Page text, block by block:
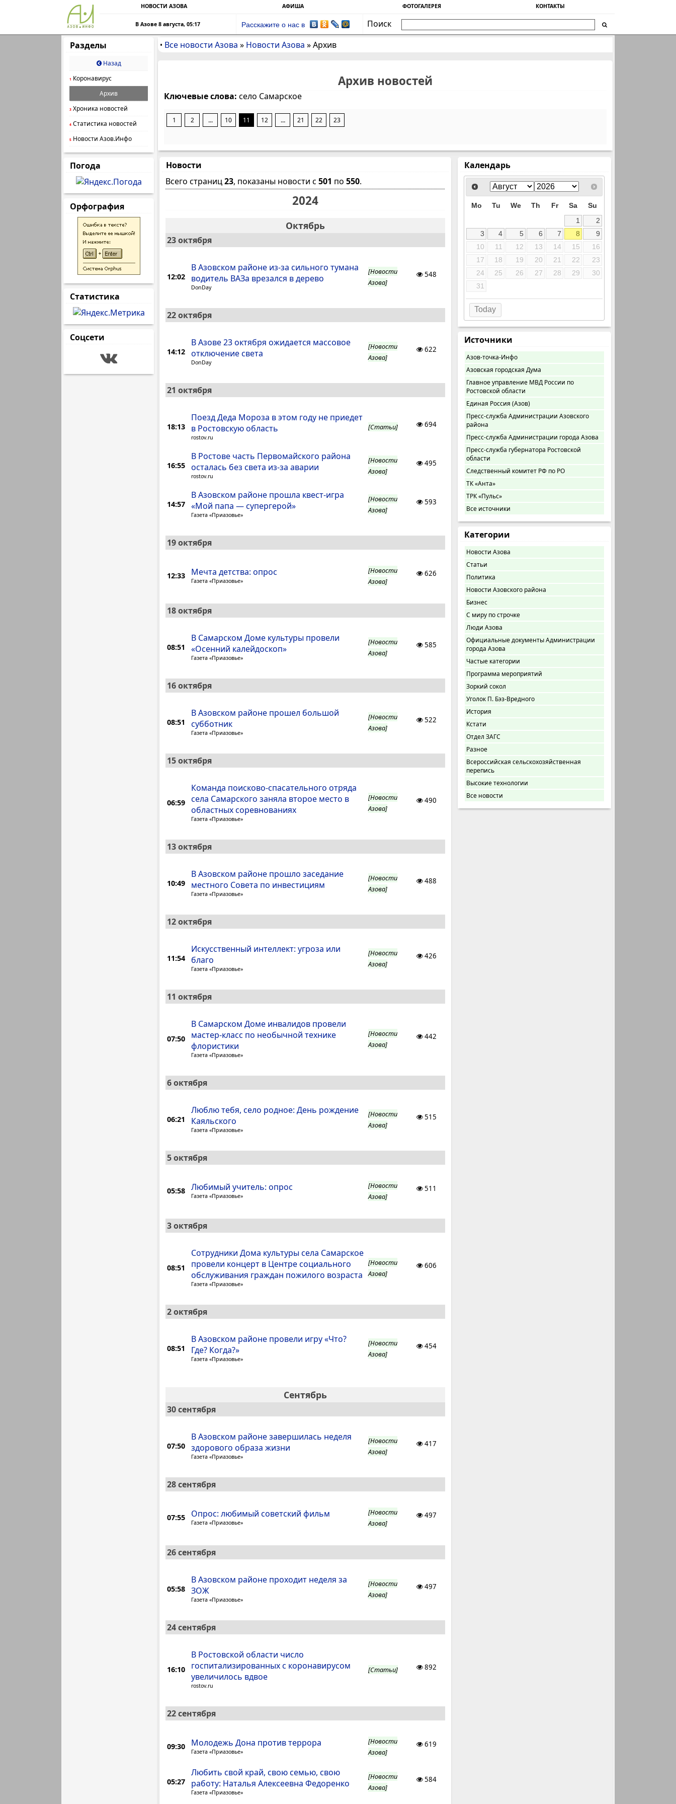
НОВОСТИ АЗОВА АФИША ФОТОГАЛЕРЕЯ КОНТАКТЫ
В Азове 8 августа, 05:17 Расскажите о нас в
Поиск
Разделы
Назад
1 Коронавирус
Архив
3 Хроника новостей
4 Статистика новостей
5 Новости Азов.Инфо
Погода
Орфография
Статистика
Соцсети
• Все новости Азова » Новости Азова »Архив
Архив новостей
Ключевые слова: село Самарское
1 2 ... 10 11 12 ... 21 22 23
Новости
Всего страниц23, показаны новости с 501 по 550.
2024
Октябрь
23 октября
12:02
В Азовском районе из-за сильного тумана
водитель ВАЗа врезался в дерево
DonDay
[Новости
Азова]
548
22 октября
14:12
В Азове 23 октября ожидается массовое
отключение света
DonDay
[Новости
Азова]
622
21 октября
18:13
Поезд Деда Мороза в этом году не приедет
в Ростовскую область
rostov.ru
[Статьи] 694
16:55
В Ростове часть Первомайского района
осталась без света из-за аварии
rostov.ru
[Новости
Азова]
495
14:57
В Азовском районе прошла квест-игра
«Мой папа — супергерой»
Газета «Приазовье»
[Новости
Азова]
593
19 октября
12:33 Мечта детства: опрос
Газета «Приазовье»
[Новости
Азова]
626
18 октября
08:51
В Самарском Доме культуры провели
«Осенний калейдоскоп»
Газета «Приазовье»
[Новости
Азова]
585
16 октября
08:51
В Азовском районе прошел большой
субботник
Газета «Приазовье»
[Новости
Азова]
522
15 октября
06:59
Команда поисково-спасательного отряда
села Самарского заняла второе место в
областных соревнованиях
Газета «Приазовье»
[Новости
Азова]
490
13 октября
10:49
В Азовском районе прошло заседание
местного Совета по инвестициям
Газета «Приазовье»
[Новости
Азова]
488
12 октября
11:54
Искусственный интеллект: угроза или
благо
Газета «Приазовье»
[Новости
Азова]
426
11 октября
07:50
В Самарском Доме инвалидов провели
мастер-класс по необычной технике
флористики
Газета «Приазовье»
[Новости
Азова]
442
6 октября
06:21
Люблю тебя, село родное: День рождение
Каяльского
Газета «Приазовье»
[Новости
Азова]
515
5 октября
05:58 Любимый учитель: опрос
Газета «Приазовье»
[Новости
Азова]
511
3 октября
08:51
Сотрудники Дома культуры села Самарское
провели концерт в Центре социального
обслуживания граждан пожилого возраста
Газета «Приазовье»
[Новости
Азова]
606
2 октября
08:51
В Азовском районе провели игру «Что?
Где? Когда?»
Газета «Приазовье»
[Новости
Азова]
454
Сентябрь
30 сентября
07:50
В Азовском районе завершилась неделя
здорового образа жизни
Газета «Приазовье»
[Новости
Азова]
417
28 сентября
07:55 Опрос: любимый советский фильм
Газета «Приазовье»
[Новости
Азова]
497
26 сентября
05:58
В Азовском районе проходит неделя за
ЗОЖ
Газета «Приазовье»
[Новости
Азова]
497
24 сентября
16:10
В Ростовской области число
госпитализированных с коронавирусом
увеличилось вдвое
rostov.ru
[Статьи] 892
22 сентября
09:30 Молодежь Дона против террора
Газета «Приазовье»
[Новости
Азова]
619
05:27
Любить свой край, свою семью, свою
работу: Наталья Алексеевна Федоренко
Газета «Приазовье»
[Новости
Азова]
584
Календарь
Mo Tu We Th Fr Sa
Su
1
2
3
4 5 6 7 8
9
10
11 12 13 14 15
16
17
18 19 20 21 22
23
24
25 26 27 28 29
30
31
Today
Источники
Азов-точка-Инфо
Азовская городская Дума
Главное управление МВД России по
Ростовской области
Единая Россия (Азов)
Пресс-служба Администрации Азовского
района
Пресс-служба Администрации города Азова
Пресс-служба губернатора Ростовской
области
Следственный комитет РФ по РО
ТК «Анта»
ТРК «Пульс»
Все источники
Категории
Новости Азова
Статьи
Политика
Новости Азовского района
Бизнес
С миру по строчке
Люди Азова
Официальные документы Администрации
города Азова
Частые категории
Программа мероприятий
Зоркий сокол
Уголок П. Бэз-Вредного
История
Кстати
Отдел ЗАГС
Разное
Всероссийская сельскохозяйственная
перепись
Высокие технологии
Все новости